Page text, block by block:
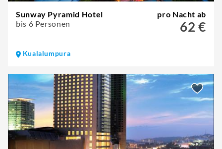
Sunway Pyramid Hotel
bis 6 Personen
pro Nacht ab
62 €
Kualalumpura